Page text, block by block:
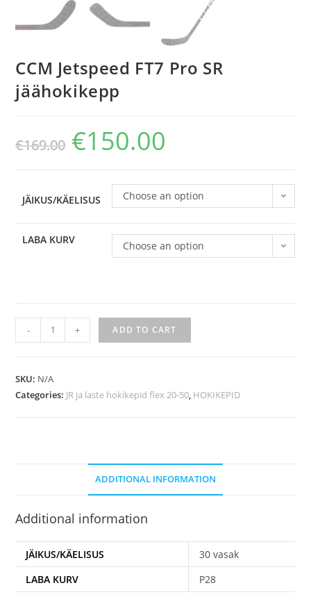
CCM Jetspeed FT7 Pro SR
jäähokikepp
€169.00 €150.00
JÄIKUS/KÄELISUS Choose an option
LABA KURV Choose an option
- + ADD TO CART
SKU: N/A
Categories: JR ja laste hokikepid flex 20-50, HOKIKEPID
ADDITIONAL INFORMATION
Additional information
JÄIKUS/KÄELISUS
30 vasak
LABA KURV
P28